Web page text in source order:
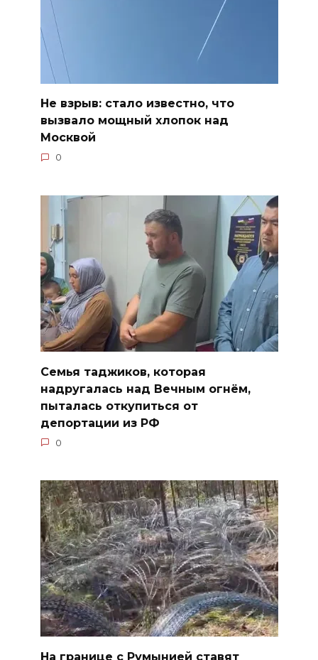
Не взрыв: стало известно, что
вызвало мощный хлопок над
Москвой
0
Семья таджиков, которая
надругалась над Вечным огнём,
пыталась откупиться от
депортации из РФ
0
На границе с Румынией ставят